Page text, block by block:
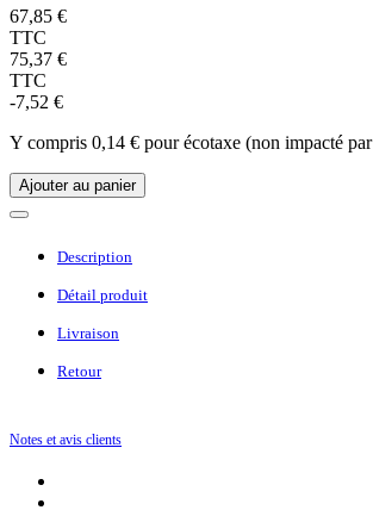
67,85 €
TTC
75,37 €
TTC
-7,52 €
Y compris 0,14 € pour écotaxe (non impacté
Ajouter au panier
Description
Détail produit
Livraison
Retour
Notes et avis clients